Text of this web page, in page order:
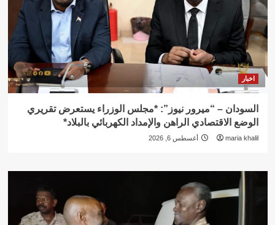
اخبار
السودان – “ميرور نيوز”: *مجلس الوزراء يستعرض تقريري
الوضع الاقتصادي الراهن والإمداد الكهربائي بالبلاد*
maria khalil أغسطس 6, 2026